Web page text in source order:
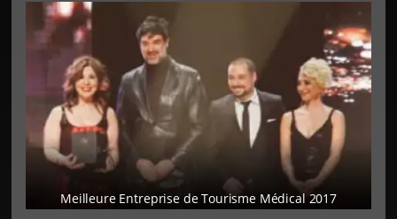
Meilleure Entreprise de Tourisme Médical 2017